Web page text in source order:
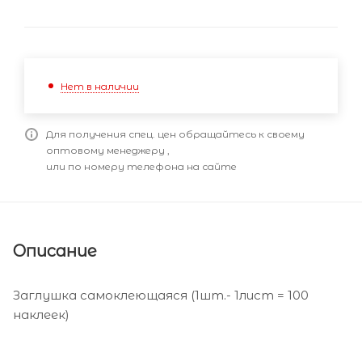
Нет в наличии
Для получения спец. цен обращайтесь к своему
оптовому менеджеру ,
или по номеру телефона на сайте
Описание
Заглушка самоклеющаяся (1шт.- 1лист = 100
наклеек)